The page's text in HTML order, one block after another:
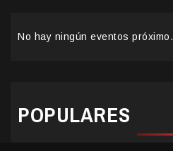
No hay ningún eventos próximo.
POPULARES